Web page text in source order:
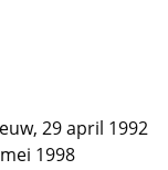
29 april 1992
1998